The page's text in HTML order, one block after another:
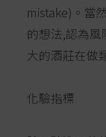
mistake)。當
的想法,認為
大的酒莊在做
化驗指標